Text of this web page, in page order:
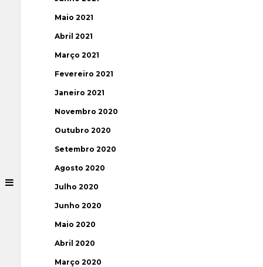
Maio 2021
Abril 2021
Março 2021
Fevereiro 2021
Janeiro 2021
Novembro 2020
Outubro 2020
Setembro 2020
Agosto 2020
Julho 2020
Junho 2020
Maio 2020
Abril 2020
Março 2020